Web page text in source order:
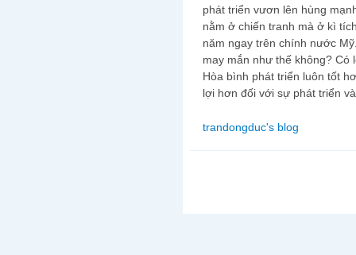
phát triển vươn lên hùng
nằm ở chiến tranh mà ở kì
năm ngay trên chính nước
may mắn như thế không? Có
Hòa bình phát triển luôn tốt
lợi hơn đối với sự phát triển
trandongduc's blog